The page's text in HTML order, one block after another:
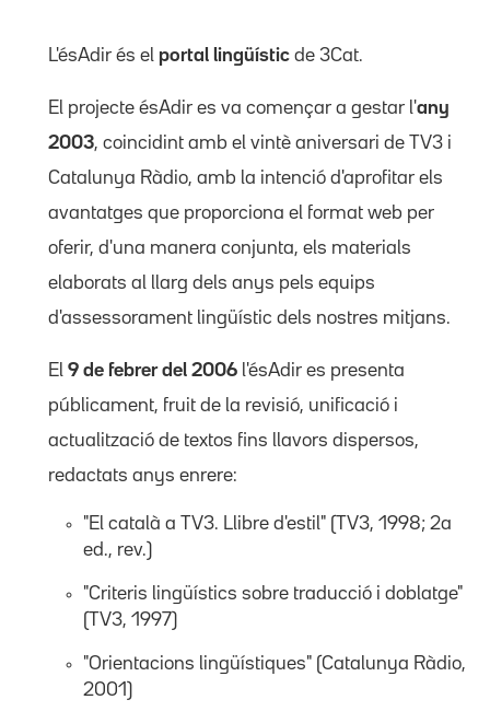
L'ésAdir és el portal lingüístic de 3Cat.
El projecte ésAdir es va començar a gestar l'any
2003, coincidint amb el vintè aniversari de TV3 i
Catalunya Ràdio, amb la intenció d'aprofitar els
avantatges que proporciona el format web per
oferir, d'una manera conjunta, els materials
elaborats al llarg dels anys pels equips
d'assessorament lingüístic dels nostres mitjans.
El 9 de febrer del 2006 l'ésAdir es presenta
públicament, fruit de la revisió, unificació i
actualització de textos fins llavors dispersos,
redactats anys enrere:
"El català a TV3. Llibre d'estil" (TV3, 1998; 2a
ed., rev.)
"Criteris lingüístics sobre traducció i doblatge"
(TV3, 1997)
"Orientacions lingüístiques" (Catalunya Ràdio,
2001)